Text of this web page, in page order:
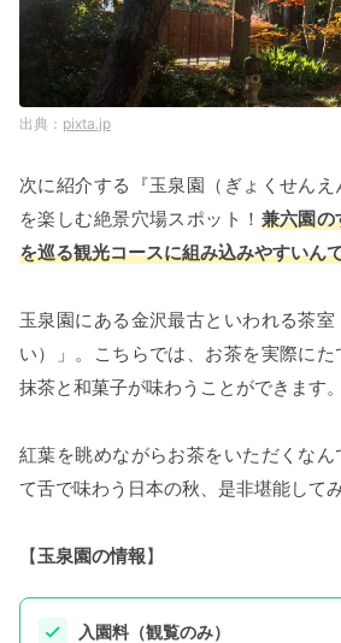
pixta.jp
次に紹介する『玉泉園（ぎょくせん
を楽しむ絶景穴場スポット！ 兼六園の
を巡る観光コースに組み込みやすいん
玉泉園にある金沢最古といわれる茶
い）」。こちらでは、お茶を実際にた
抹茶と和菓子が味わうことができます。
紅葉を眺めながらお茶をいただくな
て舌で味わう日本の秋、是非堪能して
【玉泉園の情報】
入園料（観覧のみ）